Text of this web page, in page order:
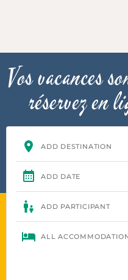
Vos vacances
réservez en